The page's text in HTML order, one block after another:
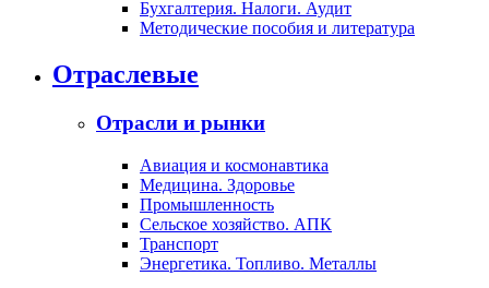
Бухгалтерия. Налоги. Аудит
Методические пособия и литература
Отраслевые
Отрасли и рынки
Авиация и космонавтика
Медицина. Здоровье
Промышленность
Сельское хозяйство. АПК
Транспорт
Энергетика. Топливо. Металлы